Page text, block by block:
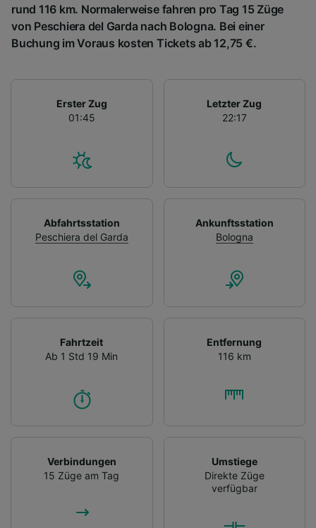
rund 116 km. Normalerweise fahren pro Tag 15 Züge
von Peschiera del Garda nach Bologna. Bei einer
Buchung im Voraus kosten Tickets ab 12,75 €.
Erster Zug
01:45
Letzter Zug
22:17
Abfahrtsstation
Peschiera del Garda
Ankunftsstation
Bologna
Fahrtzeit
Ab 1 Std 19 Min
Entfernung
116 km
Verbindungen
15 Züge am Tag
Umstiege
Direkte Züge
verfügbar